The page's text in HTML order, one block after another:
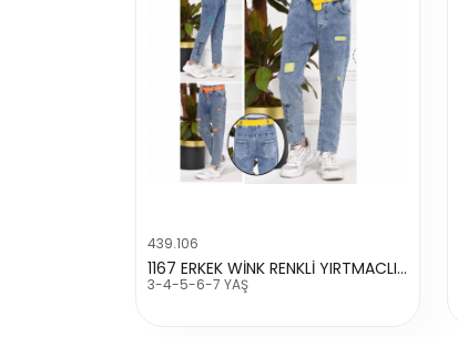
439.106
1167 ERKEK WİNK RENKLİ YIRTMACLI KOT PANTALON
3-4-5-6-7 YAŞ